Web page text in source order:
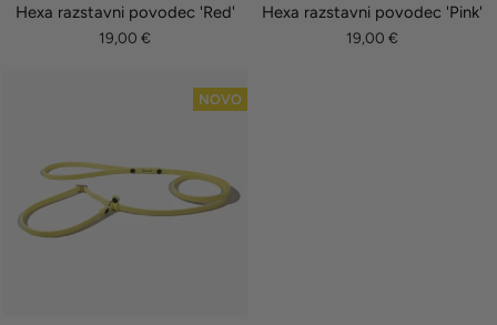
Hexa razstavni povodec 'Red'
19,00 €
Hexa razstavni povodec 'Pink'
19,00 €
NOVO